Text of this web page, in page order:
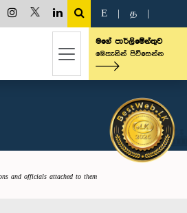
E த
මගේ පාර්ලිමේන්තුව
මෙතැනින් පිවිසෙන්න
and officials attached to them